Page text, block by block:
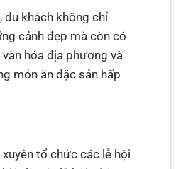
du khách không chỉ
cảnh đẹp mà còn có
hóa địa phương và
món ăn đặc sản hấp
tổ chức các lễ hội